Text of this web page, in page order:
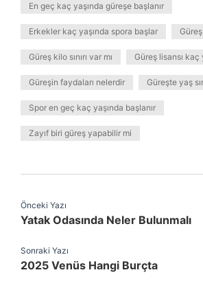
En geç kaç yaşında güreşe başlanır
Erkekler kaç yaşında spora başlar
Güreş kilo sınırı var mı Güreş lisansı kaç
Güreşin faydaları nelerdir Güreşte yaş
Spor en geç kaç yaşında başlanır
Zayıf biri güreş yapabilir mi
Önceki Yazı
Yatak Odasında Neler Bulunmalı
Sonraki Yazı
2025 Venüs Hangi Burçta